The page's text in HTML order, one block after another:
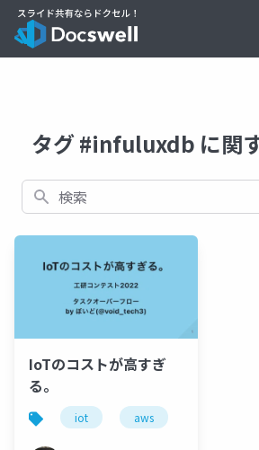
タグ #infuluxdb に関
検索
IoTのコストが高すぎ
る。
iot aws